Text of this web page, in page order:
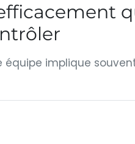
équipe implique